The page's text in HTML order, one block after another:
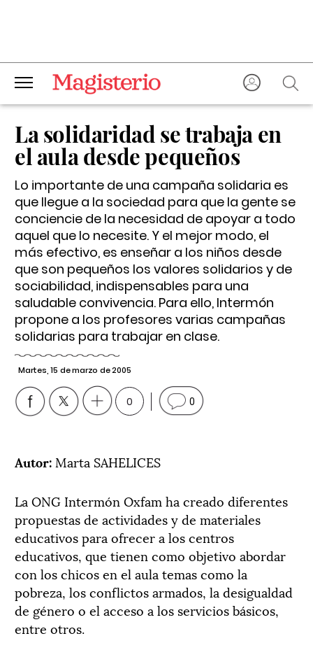
La solidaridad se trabaja en
el aula desde pequeños
Lo importante de una campaña solidaria es
que llegue a la sociedad para que la gente se
conciencie de la necesidad de apoyar a todo
aquel que lo necesite. Y el mejor modo, el
más efectivo, es enseñar a los niños desde
que son pequeños los valores solidarios y de
sociabilidad, indispensables para una
saludable convivencia. Para ello, Intermón
propone a los profesores varias campañas
solidarias para trabajar en clase.
Martes, 15 de marzo de 2005
0 0
Autor: Marta SAHELICES
La ONG Intermón Oxfam ha creado diferentes
propuestas de actividades y de materiales
educativos para ofrecer a los centros
educativos, que tienen como objetivo abordar
con los chicos en el aula temas como la
pobreza, los conflictos armados, la desigualdad
de género o el acceso a los servicios básicos,
entre otros.